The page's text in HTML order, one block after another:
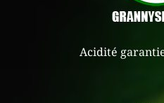
Acidité